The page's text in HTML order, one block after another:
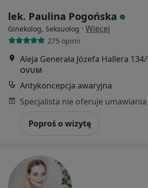
lek. Paulina Pogońska
Ginekolog, Seksuolog · Więcej
275 opinii
OVUM
Antykoncepcja awaryjna
Poproś o wizytę